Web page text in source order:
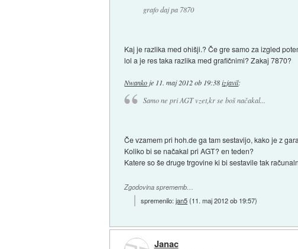
grafo daj pa 7870
Kaj je razlika med ohišji.? Če gre samo za izgled
lol a je res taka razlika med grafičnimi? Zakaj 7870?
Nwanko je 11. maj 2012 ob 19:38 izjavil:
Samo ne pri AGT vzet,kr se boš načakal...
Če vzamem pri hoh.de ga tam sestavijo, kako je z
Koliko bi se načakal pri AGT? en teden?
Katere so še druge trgovine ki bi sestavile tak
Zgodovina sprememb…
spremenilo:jan5(11. maj 2012 ob 19:57)
Janac